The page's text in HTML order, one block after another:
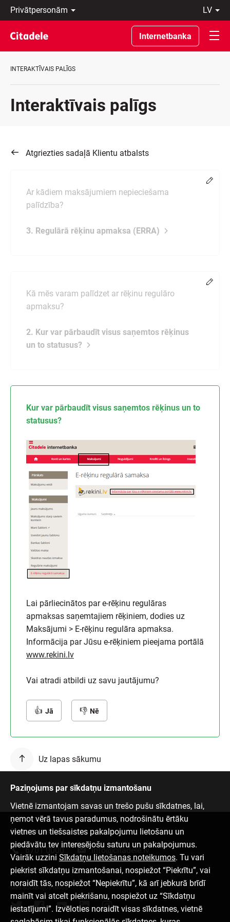
Privātpersonām
Uzņēmumiem
Private
Banking
Par
C
lv
Latviski
По-
русски
In
Internetbanka
INTERAKTĪVAIS PALĪGS
Interaktīvais palīgs
Atgriezties sadaļā Klientu atbalsts
Ar kādiem maksājumiem nepieciešama
palīdzība?
3. Regulārā rēķinu apmaksa (ERRA)
Kā mēs varam palīdzet ar rēķinu regulāro
apmaksu?
2. Kur var pārbaudīt visus saņemtos rēķinus
un to statusus?
Kur var pārbaudīt visus saņemtos rēķinus un to
statusus?
Lai pārliecinātos par e-rēķinu regulāras
apmaksas saņemtajiem rēķiniem, dodies uz
Maksājumi > E-rēķinu regulāra apmaksa.
Informācija par Jūsu e-rēķiniem pieejama portālā
www.rekini.lv
Vai atradi atbildi uz savu jautājumu?
Jā Nē
Uz lapas sākumu
Paziņojums par sīkdatņu izmantošanu
Vietnē izmantojam savas un trešo pušu sīkdatnes, lai,
ņemot vērā tavus paradumus, nodrošinātu ērtāku
vietnes un tiešsaistes pakalpojumu lietošanu un
piedāvātu tev interesējošu saturu un pakalpojumus.
Vairāk uzzini Sīkdatņu lietošanas noteikumos. Tu vari
piekrist sīkdatņu izmantošanai, nospiežot “Piekrītu”, vai
noraidīt tās, nospiežot “Nepiekrītu”, kā arī jebkurā brīdī
mainīt vai atcelt piekrišanu, nospiežot uz “Sīkdatņu
iestatījumi”. Izvēloties noraidīt visas sīkdatnes, vietnē
Sazinies ar mums
6701 0000 info@citadele.lv
Mēs sociālajos tīklos